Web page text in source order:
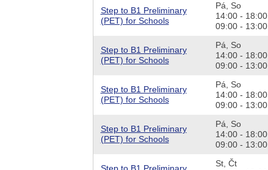
Step to B1 Preliminary
(PET) for Schools
Pá, So
14:00 - 18:00
09:00 - 13:00
Step to B1 Preliminary
(PET) for Schools
Pá, So
14:00 - 18:00
09:00 - 13:00
Step to B1 Preliminary
(PET) for Schools
Pá, So
14:00 - 18:00
09:00 - 13:00
Step to B1 Preliminary
(PET) for Schools
Pá, So
14:00 - 18:00
09:00 - 13:00
St, Čt